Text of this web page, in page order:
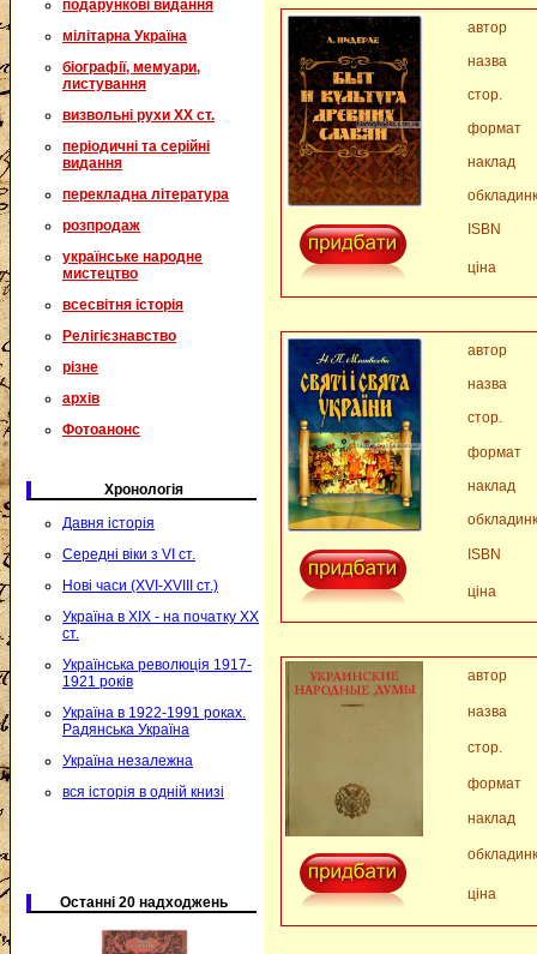
подарункові видання
мілітарна Україна
біографії, мемуари,
листування
визвольні рухи XX ст.
періодичні та серійні
видання
перекладна література
розпродаж
українське народне
мистецтво
всесвітня історія
Релігієзнавство
різне
архів
Фотоанонс
Хронологія
Давня історія
Середні віки з VI ст.
Нові часи (XVI-XVIII ст.)
Україна в XIX - на початку XX
ст.
Українська революція 1917-
1921 років
Україна в 1922-1991 роках.
Радянська Україна
Україна незалежна
вся історія в одній книзі
Останні 20 надходжень
автор
назва
стор.
формат
наклад
ISBN
ціна
автор
назва
стор.
формат
наклад
ISBN
ціна
автор
назва
стор.
формат
наклад
ціна